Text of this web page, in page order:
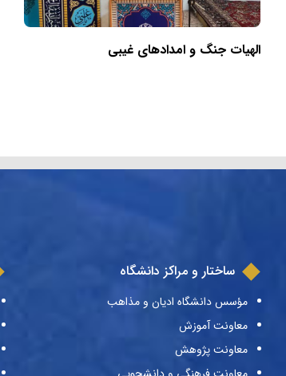
الهیات جنگ و امدادهای غیبی
ساختار و مراکز دانشگاه
مؤسس دانشگاه ادیان و مذاهب
معاونت آموزش
معاونت پژوهش